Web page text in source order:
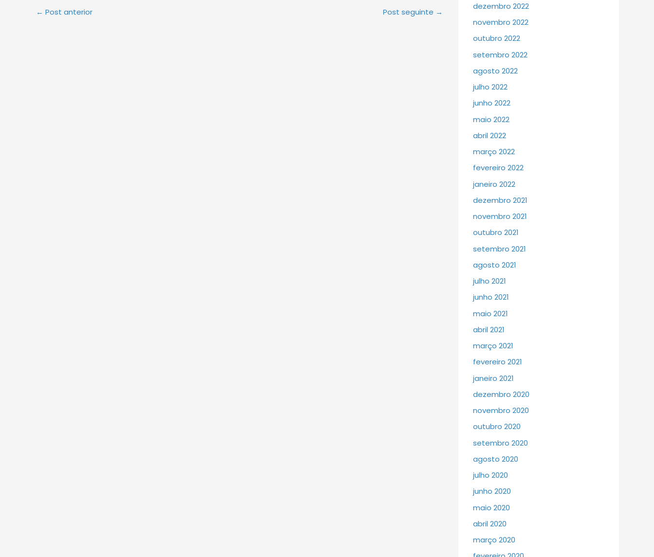
← Post anterior Post seguinte →
dezembro 2022
novembro 2022
outubro 2022
setembro 2022
agosto 2022
julho 2022
junho 2022
maio 2022
abril 2022
março 2022
fevereiro 2022
janeiro 2022
dezembro 2021
novembro 2021
outubro 2021
setembro 2021
agosto 2021
julho 2021
junho 2021
maio 2021
abril 2021
março 2021
fevereiro 2021
janeiro 2021
dezembro 2020
novembro 2020
outubro 2020
setembro 2020
agosto 2020
julho 2020
junho 2020
maio 2020
abril 2020
março 2020